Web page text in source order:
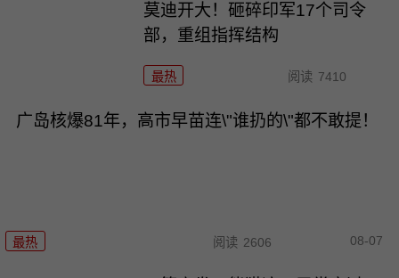
莫迪开大！砸碎印军17个司令
部，重组指挥结构
最热 阅读 7410
广岛核爆81年，高市早苗连\"谁扔的\"都不敢提！
最热 阅读 2606 08-07